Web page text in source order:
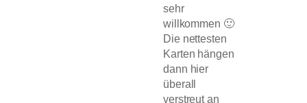
sehr
willkommen 🙂
Die nettesten
Karten hängen
dann hier
überall
verstreut an